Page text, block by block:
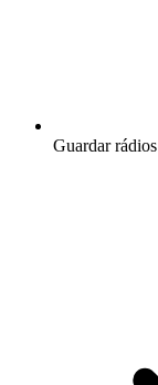
Guardar